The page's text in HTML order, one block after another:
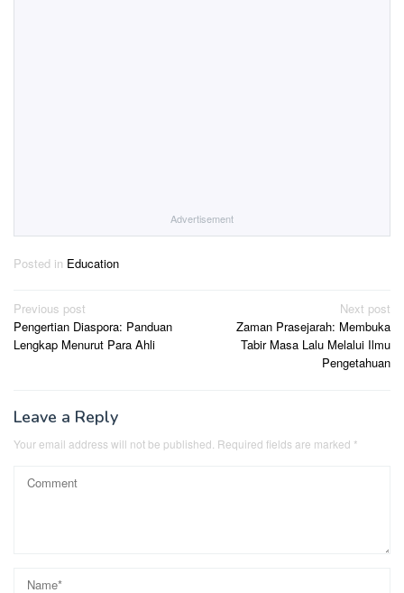
Advertisement
Posted in Education
Post
navigation
Previous post
Pengertian Diaspora: Panduan
Lengkap Menurut Para Ahli
Next post
Zaman Prasejarah: Membuka
Tabir Masa Lalu Melalui Ilmu
Pengetahuan
Leave a Reply
Your email address will not be published. Required fields are marked *